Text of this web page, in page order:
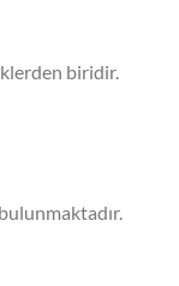
biridir.